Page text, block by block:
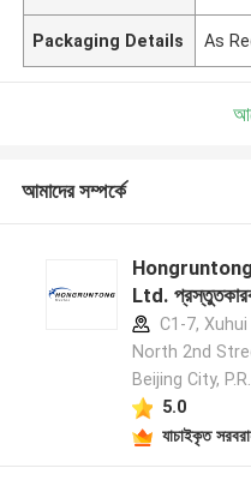
Packaging Details As
আমাদের সম্পর্কে
Ltd.
C1-7,
North 2nd
Beijing City,
5.0
যাচাইকৃত